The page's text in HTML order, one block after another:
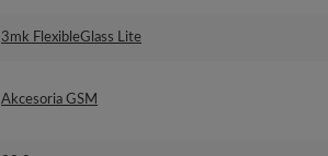
3mk FlexibleGlass Lite
Akcesoria GSM